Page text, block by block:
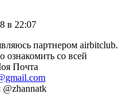
в 22:07
партнером airbitclub.
ознакомить со всей
Почта